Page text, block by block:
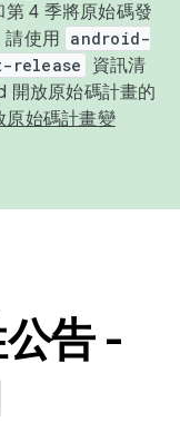
4 季將原始碼發
請使用 android-
release
資訊清
開放原始碼計畫的
始碼計畫變
告 -